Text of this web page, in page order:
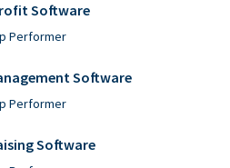
Software
Performer
Software
Performer
Software